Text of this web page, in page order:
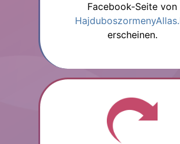
Facebook-Seite von
erscheinen.